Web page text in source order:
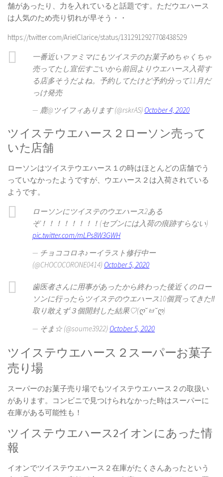
舗があったり、力を入れていると話題です。ただウエハース
は人気のため売り切れが早そう・・
https://twitter.com/ArielClarice/status/1312912927708438529
一番近いファミマにもツイステのお菓子めちゃくちゃ
売ってたし宣伝すごいから前回よりウエハース入荷す
る店多そうだよね。予約してたけど予約分って11月だ
っけ発売
— 鹿@ツイフィあります (@rskrAS) October 4, 2020
ツイステウエハース２ローソン売って
いた店舗
ローソンはツイステウエハース１の時はほとんどの店舗でう
っていなかったようですが、ウエハース２は入荷されている
ようです。
ローソンにツイステのウエハース2ある
ぞ！！！！！！！！(セブンには入荷の痕跡すらない)
pic.twitter.com/mLPs8W3GWH
— チョココロネ♪ーイラスト修行中ー
(@CHOCOCORONE0414) October 5, 2020
歯医者さんに用事があったから終わった後近くのロー
ソンに行ったらツイステのウエハース10個買ってきた‼︎
取り敢えず３個開封した結果♡(ღ˘ㅂ˘ღ)
— そま☆ (@soume3922) October 5, 2020
ツイステウエハース２スーパーお菓子
売り場
スーパーのお菓子売り場でもツイステウエハース２の取扱い
があります。コンビニで見つけられなかった時はスーパーに
在庫がある可能性も！
ツイステウエハース2イオンにあった情
報
イオンでツイステウエハース２在庫がたくさんあったという